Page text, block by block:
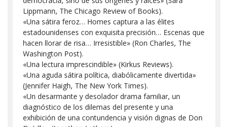
Lippmann, The Chicago Review of Books).
«Una sátira feroz… Homes captura a las élites
estadounidenses con exquisita precisión… Escenas que
hacen llorar de risa… Irresistible» (Ron Charles, The
Washington Post).
«Una lectura imprescindible» (Kirkus Reviews).
«Una aguda sátira política, diabólicamente divertida»
(Jennifer Haigh, The New York Times).
«Un desarmante y desolador drama familiar, un
diagnóstico de los dilemas del presente y una
exhibición de una contundencia y visión dignas de Don